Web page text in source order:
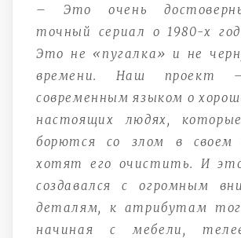
– Это очень
точный сериал о 1980-х
Это не «пугалка» и не
времени. Наш проект –
современным языком о
настоящих людях,
борются со злом в своем
хотят его очистить. И
создавался с огромным
деталям, к атрибутам
начиная с мебели,